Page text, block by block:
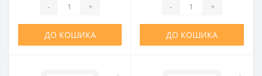
- +
ДО КОШИКА
- +
ДО КОШИКА